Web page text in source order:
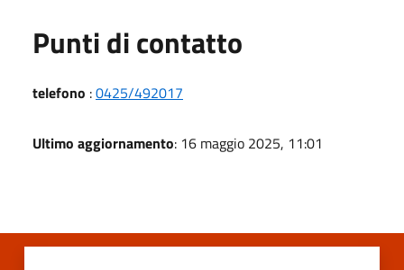
Punti di contatto
telefono :0425/492017
Ultimo aggiornamento: 16 maggio 2025, 11:01